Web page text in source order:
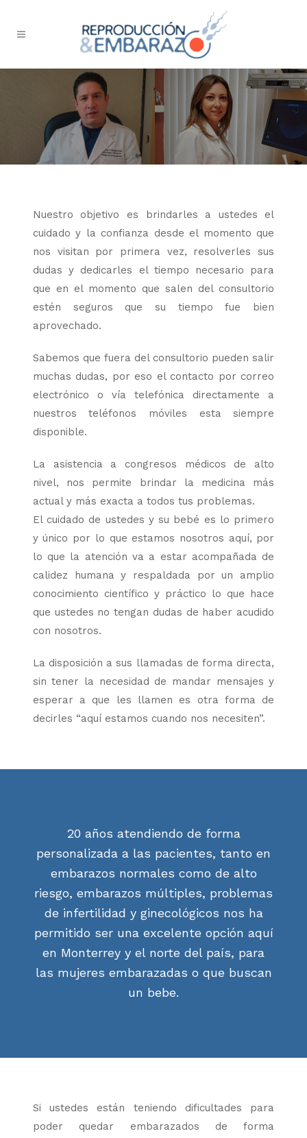
Nuestro objetivo es brindarles a ustedes el
cuidado y la confianza desde el momento que
nos visitan por primera vez, resolverles sus
dudas y dedicarles el tiempo necesario para
que en el momento que salen del consultorio
estén seguros que su tiempo fue bien
aprovechado.
Sabemos que fuera del consultorio pueden salir
muchas dudas, por eso el contacto por correo
electrónico o vía telefónica directamente a
nuestros teléfonos móviles esta siempre
disponible.
La asistencia a congresos médicos de alto
nivel, nos permite brindar la medicina más
actual y más exacta a todos tus problemas.
El cuidado de ustedes y su bebé es lo primero
y único por lo que estamos nosotros aquí, por
lo que la atención va a estar acompañada de
calidez humana y respaldada por un amplio
conocimiento científico y práctico lo que hace
que ustedes no tengan dudas de haber acudido
con nosotros.
La disposición a sus llamadas de forma directa,
sin tener la necesidad de mandar mensajes y
esperar a que les llamen es otra forma de
decirles “aquí estamos cuando nos necesiten”.
20 años atendiendo de forma
personalizada a las pacientes, tanto en
embarazos normales como de alto
riesgo, embarazos múltiples, problemas
de infertilidad y ginecológicos nos ha
permitido ser una excelente opción aquí
en Monterrey y el norte del país, para
las mujeres embarazadas o que buscan
un bebe.
Si ustedes están teniendo dificultades para
poder quedar embarazados de forma